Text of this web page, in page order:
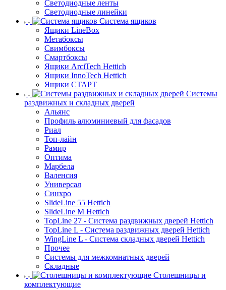
Светодиодные ленты
Светодиодные линейки
Система ящиков
Ящики LineBox
Метабоксы
Свимбоксы
Смартбоксы
Ящики ArciTech Hettich
Ящики InnoTech Hettich
Ящики СТАРТ
Системы
раздвижных и складных дверей
Альянс
Профиль алюминиевый для фасадов
Риал
Топ-лайн
Рамир
Оптима
Марбела
Валенсия
Универсал
Синхро
SlideLine 55 Hettich
SlideLine M Hettich
TopLine 27 - Система раздвижных дверей Hettich
TopLine L - Система раздвижных дверей Hettich
WingLine L - Система складных дверей Hettich
Прочее
Системы для межкомнатных дверей
Складные
Столешницы и
комплектующие